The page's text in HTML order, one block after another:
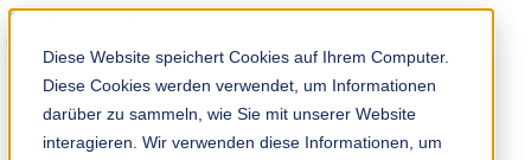
Diese Website speichert Cookies auf Ihrem Computer.
Diese Cookies werden verwendet, um Informationen
darüber zu sammeln, wie Sie mit unserer Website
interagieren. Wir verwenden diese Informationen, um
Solution Finder